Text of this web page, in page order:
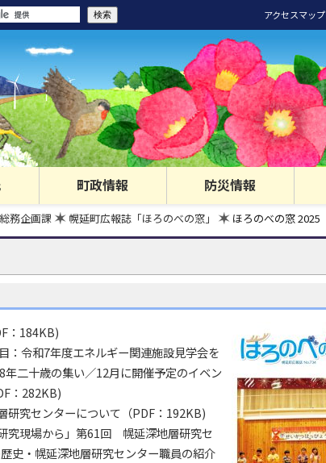
アクセスマップ
町政情報 防災情報
総務企画課 幌延町広報誌「ほろのべの窓」 ほろのべの窓 2025
：184KB)
：令和7年度エネルギー関連施設見学会を
年二十歳の集い／12月に開催予定のイベン
：282KB)
研究センターについて（PDF：192KB)
究現場から」第61回 幌延深地層研究セ
史・幌延深地層研究センター職員の紹介